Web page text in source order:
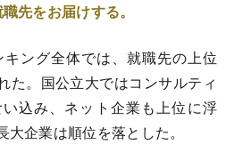
先をお届けする。
ング全体では、就職先の上位
た。国公立大ではコンサルティ
込み、ネット企業も上位に浮
企業は順位を落とした。